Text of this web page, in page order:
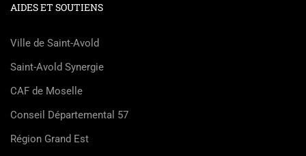
AIDES ET SOUTIENS
Ville de Saint-Avold
Saint-Avold Synergie
CAF de Moselle
Conseil Départemental 57
Région Grand Est